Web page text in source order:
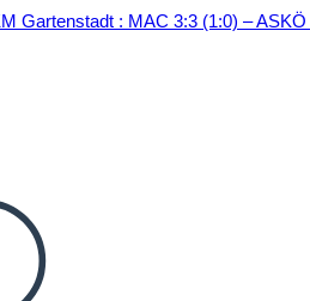
Gartenstadt : MAC 3:3 (1:0) –